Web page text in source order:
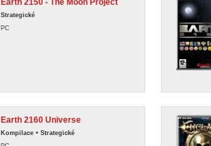
Earth 2150 - The Moon Project
Strategické
PC
Earth 2160 Universe
Kompilace • Strategické